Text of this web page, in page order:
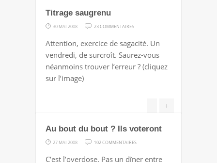
Titrage saugrenu
30 MAI 2008 23 COMMENTAIRES
SAUGRENU
Attention, exercice de sagacité. Un
vendredi, de surcroît. Saurez-vous
néanmoins trouver l’erreur ? (cliquez
sur l’image)
+
Au bout du bout ? Ils voteront
27 MAI 2008 102 COMMENTAIRES
C’est l’overdose. Pas un dîner entre